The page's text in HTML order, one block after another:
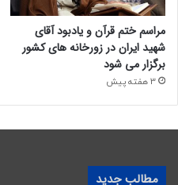
مراسم ختم قرآن و یادبود آقای
شهید ایران در زورخانه های کشور
برگزار می شود
3 هفته پیش
مطالب جدید